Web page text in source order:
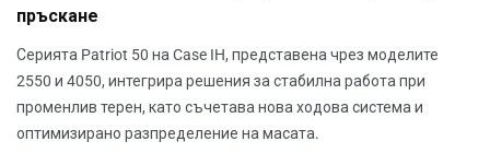
пръскане
Серията Patriot 50 на Case IH, представена чрез моделите
2550 и 4050, интегрира решения за стабилна работа при
променлив терен, като съчетава нова ходова система и
оптимизирано разпределение на масата.